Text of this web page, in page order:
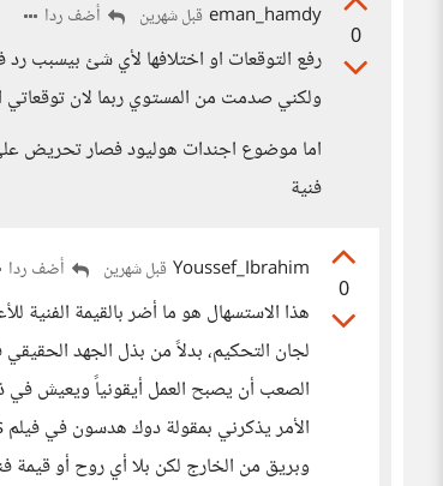
0
eman_hamdy قبل شهرين أضف ردا
رفع التوقعات او اختلافها لأي شئ بيسبب
ولكني صدمت من المستوي ربما لان
اما موضوع اجندات هوليود فصار تحريض
فنية
0
Youssef_Ibrahim قبل شهرين أضف ردا
هذا الاستسهال هو ما أضر بالقيمة الفنية
لجان التحكيم، بدلاً من بذل الجهد
الصعب أن يصبح العمل أيقونياً ويعيش في
وبريق من الخارج لكن بلا أي روح أو قيمة